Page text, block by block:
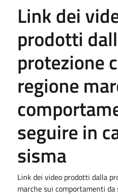
Link dei
prodotti
protezione
regione
seguire in
sisma
Link dei video prodotti dalla
marche sui comportamenti da